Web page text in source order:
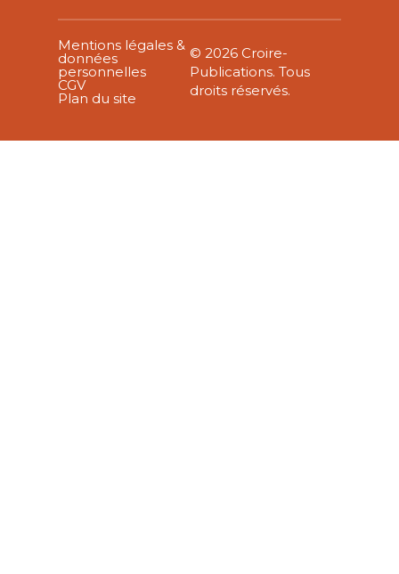
Mentions légales &
données
personnelles
CGV
Plan du site
© 2026 Croire-
Publications. Tous
droits réservés.